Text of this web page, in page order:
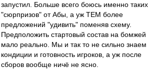
запустил. Больше всего боюсь именно таких
"сюрпризов" от Абы, а уж ТЕМ более
предложений "удивить" поменяв схему.
Предположить стартовый состав на бомжей
мало реально. Мы и так то не сильно знаем
кондиции и готовность игроков, а уж после
сборов вообще ничё не ясно.